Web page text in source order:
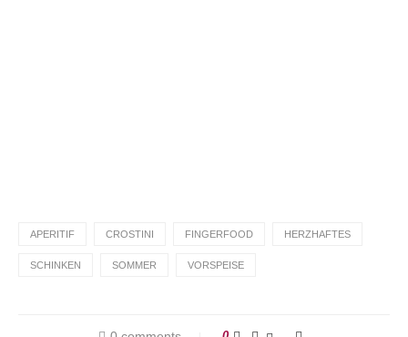
APERITIF CROSTINI FINGERFOOD HERZHAFTES
SCHINKEN SOMMER VORSPEISE